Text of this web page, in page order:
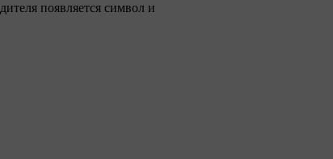
появляется символ и